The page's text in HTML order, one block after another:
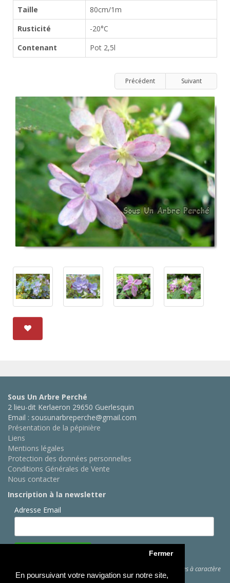
En poursuivant votre navigation sur notre site,
Fermer
Taille
80cm/1m
Rusticité
-20°C
Contenant
Pot 2,5l
Précédent Suivant
Sous Un Arbre Perché
2 lieu-dit Kerlaeron 29650 Guerlesquin
Email : sousunarbreperche@gmail.com
Présentation de la pépinière
Liens
Mentions légales
Protection des données personnelles
Conditions Générales de Vente
Nous contacter
Inscription à la newsletter
Adresse Email
pour des informations sur les traitements de données à caractère
personnel